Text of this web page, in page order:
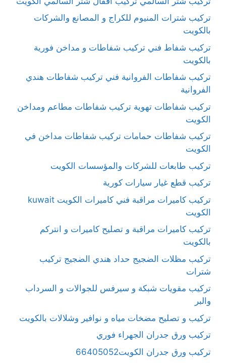
تركيب شترات المنيوم للكراج و المصانع والشركات
بالكويت
تركيب شفاط فني تركيب شفاطات و مداخن فورية
بالكويت
تركيب شفاطات الفروانية فني تركيب شفاطات هندي
الفروانية
تركيب شفاطات تهوية تركيب شفاطات مطاعم ومداخن
الكويت
تركيب شفاطات حمامات تركيب شفاطات مداخن في
الكويت
تركيب طابعات للشركات والمؤسسات الكويت
تركيب قطع غيار سيارات كورية
تركيب كاميرات مراقبة فني كاميرات الكويت kuwait
الكويت
تركيب كاميرات مراقبة و تصليح كاميرات و انتركم
بالكويت
تركيب مظلات الضجيج حداد هندي الضجيج تركيب
شترات
تركيب مقويات شبكة و سيرفس للجوالات و السرداب
والبر
تركيب و تصليح مضخات مياه و نوافير وشلالات بالكويت
تركيب ورق جدران الجهراء فوري
تركيب ورق جدران الكويت66405052